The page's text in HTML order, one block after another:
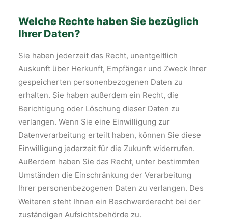
Welche Rechte haben Sie bezüglich
Ihrer Daten?
Sie haben jederzeit das Recht, unentgeltlich
Auskunft über Herkunft, Empfänger und Zweck Ihrer
gespeicherten personenbezogenen Daten zu
erhalten. Sie haben außerdem ein Recht, die
Berichtigung oder Löschung dieser Daten zu
verlangen. Wenn Sie eine Einwilligung zur
Datenverarbeitung erteilt haben, können Sie diese
Einwilligung jederzeit für die Zukunft widerrufen.
Außerdem haben Sie das Recht, unter bestimmten
Umständen die Einschränkung der Verarbeitung
Ihrer personenbezogenen Daten zu verlangen. Des
Weiteren steht Ihnen ein Beschwerderecht bei der
zuständigen Aufsichtsbehörde zu.